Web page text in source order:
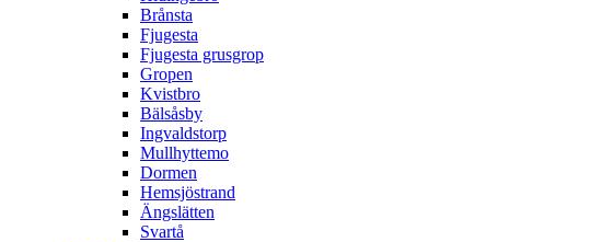
Brånsta
Fjugesta
Fjugesta grusgrop
Gropen
Kvistbro
Bälsåsby
Ingvaldstorp
Mullhyttemo
Dormen
Hemsjöstrand
Ängslätten
Svartå